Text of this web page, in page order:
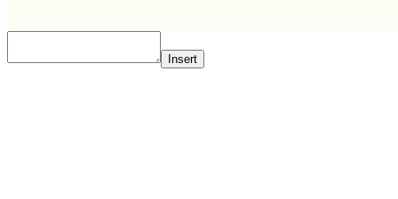
Insert